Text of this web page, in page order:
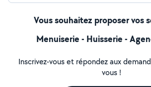
Vous souhaitez proposer vos
Menuiserie - Huisserie -
Inscrivez-vous et répondez aux
vous !